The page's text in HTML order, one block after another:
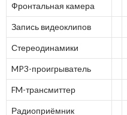
Фронтальная камера
Запись видеоклипов
Стереодинамики
MP3-проигрыватель
FM-трансмиттер
Радиоприёмник